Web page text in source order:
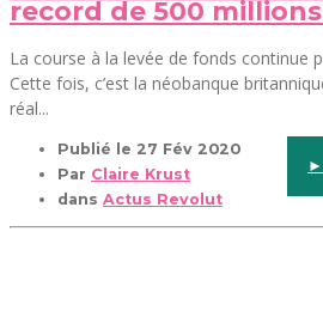
record de 500
La course à la levée de fonds continue
Cette fois, c’est la néobanque
réal...
Publié le 27 Fév 2020
Par Claire Krust
dans Actus Revolut